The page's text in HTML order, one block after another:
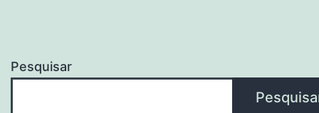
Pesquisar